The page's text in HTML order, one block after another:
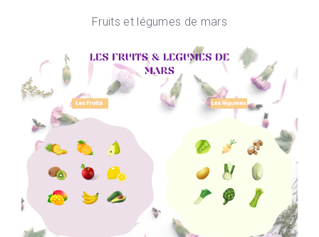
Fruits et légumes de mars